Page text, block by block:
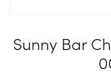
Sunny Bar